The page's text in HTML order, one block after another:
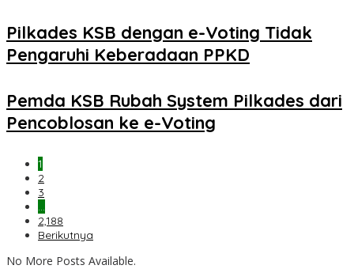
Pilkades KSB dengan e-Voting Tidak
Pengaruhi Keberadaan PPKD
Pemda KSB Rubah System Pilkades dari
Pencoblosan ke e-Voting
1
2
3
…
2,188
Berikutnya
No More Posts Available.